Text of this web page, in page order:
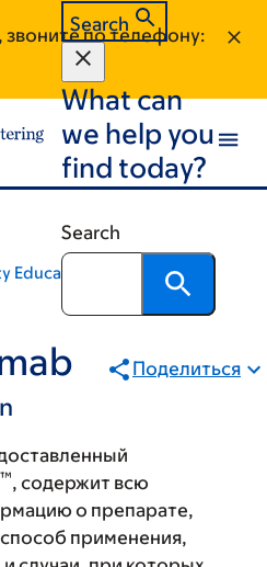
по телефону:
Search
What can
we help you
find today?
Search
Education
Поделиться
™, содержит всю
о препарате,
применения,